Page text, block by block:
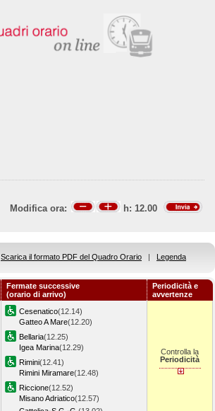
Modifica ora: h: 12.00
Scarica il formato PDF del Quadro Orario | Legenda
Fermate successive
(orario di arrivo)
Periodicità e
avvertenze
Cesenatico(12.14)
Gatteo A Mare(12.20)
Bellaria(12.25)
Igea Marina(12.29)
Rimini(12.41)
Rimini Miramare(12.48)
Riccione(12.52)
Misano Adriatico(12.57)
Controlla la
Periodicità